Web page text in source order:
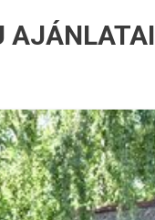
AJÁNLATAI